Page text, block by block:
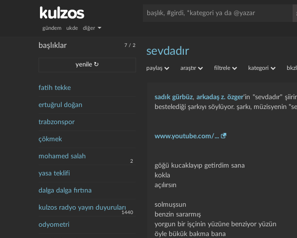
gündem ukde diğer
7 /2
başlıklar
yenile ↻
fatih tekke
ertuğrul doğan
trabzonspor
çökmek
mohamed salah
2
yasa teklifi
dalga dalga fırtına
kulzos radyo yayın duyuruları
1440
odyometri
sevdadır
paylaş araştır filtrele kategori
sadık gürbüz, arkadaş z. özger'in "sevdadır"
bestelediği şarkıyı söylüyor. şarkı, müzisyenin
www.youtube.com/...
göğü kucaklayıp getirdim sana
kokla
açılırsın
solmuşsun
benzin sararmış
yorgun bir işçinin yüzüne benziyor yüzün
öyle bükük bakma bana